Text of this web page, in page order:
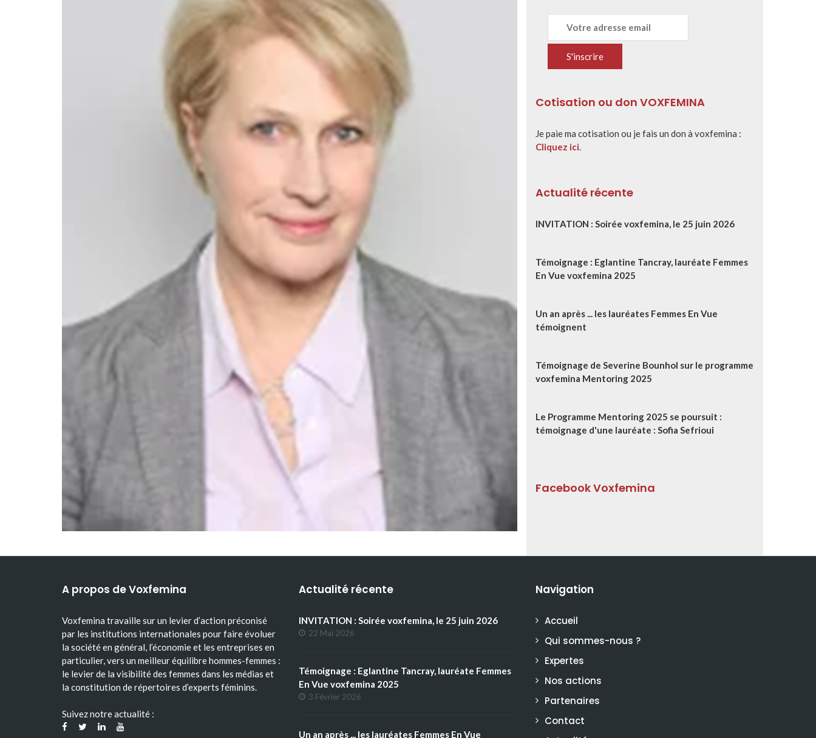
Cotisation ou don VOXFEMINA
Je paie ma cotisation ou je fais un don à voxfemina :
Cliquez ici.
Actualité récente
INVITATION : Soirée voxfemina, le 25 juin 2026
Témoignage : Eglantine Tancray, lauréate Femmes
En Vue voxfemina 2025
Un an après ... les lauréates Femmes En Vue
témoignent
Témoignage de Severine Bounhol sur le programme
voxfemina Mentoring 2025
Le Programme Mentoring 2025 se poursuit :
témoignage d'une lauréate : Sofia Sefrioui
Facebook Voxfemina
A propos de Voxfemina
Voxfemina travaille sur un levier d’action préconisé
par les institutions internationales pour faire évoluer
la société en général, l’économie et les entreprises en
particulier, vers un meilleur équilibre hommes-femmes :
le levier de la visibilité des femmes dans les médias et
la constitution de répertoires d’experts féminins.
Suivez notre actualité :
Actualité récente
INVITATION : Soirée voxfemina, le 25 juin 2026
22 Mai 2026
Témoignage : Eglantine Tancray, lauréate Femmes
En Vue voxfemina 2025
3 Février 2026
Un an après ... les lauréates Femmes En Vue
Navigation
Accueil
Qui sommes-nous ?
Expertes
Nos actions
Partenaires
Contact